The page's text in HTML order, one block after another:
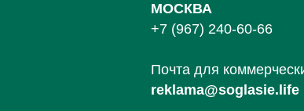
МОСКВА
+7 (967) 240-60-66
Почта для
reklama@soglasie.life